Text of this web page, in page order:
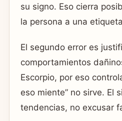
su signo. Eso cierra
la persona a una
El segundo error es
comportamientos
Escorpio, por eso
eso miente” no sirve. El
tendencias, no excusar